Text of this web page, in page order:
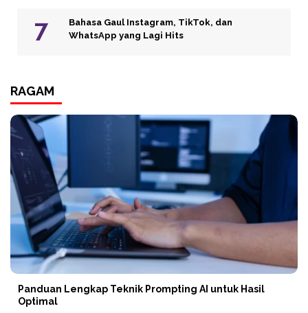
Bahasa Gaul Instagram, TikTok, dan
WhatsApp yang Lagi Hits
RAGAM
Panduan Lengkap Teknik Prompting AI untuk Hasil
Optimal